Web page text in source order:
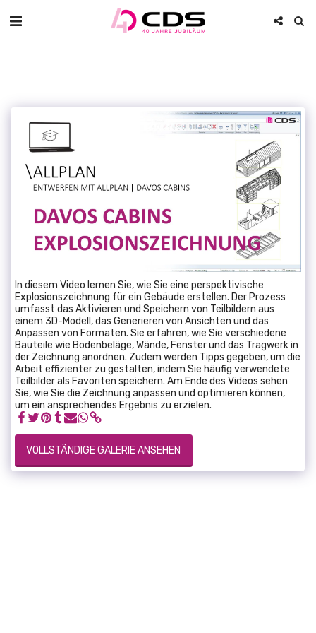
In diesem Video lernen Sie, wie Sie eine perspektivische
Explosionszeichnung für ein Gebäude erstellen. Der Prozess
umfasst das Aktivieren und Speichern von Teilbildern aus
einem 3D-Modell, das Generieren von Ansichten und das
Anpassen von Formaten. Sie erfahren, wie Sie verschiedene
Bauteile wie Bodenbeläge, Wände, Fenster und das Tragwerk in
der Zeichnung anordnen. Zudem werden Tipps gegeben, um die
Arbeit effizienter zu gestalten, indem Sie häufig verwendete
Teilbilder als Favoriten speichern. Am Ende des Videos sehen
Sie, wie Sie die Zeichnung anpassen und optimieren können,
um ein ansprechendes Ergebnis zu erzielen.
VOLLSTÄNDIGE GALERIE ANSEHEN